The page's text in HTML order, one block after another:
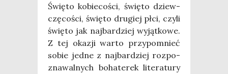
Świę­to kobie­co­ści, świę­to dziew­
czę­co­ści, świę­to dru­giej płci, czy­li
świę­to jak naj­bar­dziej wyjąt­ko­we.
Z tej oka­zji war­to przy­po­mnieć
sobie jed­ne z naj­bar­dziej roz­po­
zna­wal­nych boha­te­rek lite­ra­tu­ry